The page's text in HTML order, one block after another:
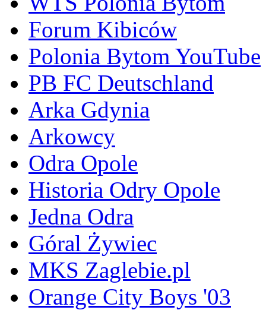
Forum Kibiców
Polonia Bytom YouTube
PB FC Deutschland
Arka Gdynia
Arkowcy
Odra Opole
Historia Odry Opole
Jedna Odra
Góral Żywiec
MKS Zaglebie.pl
Orange City Boys '03